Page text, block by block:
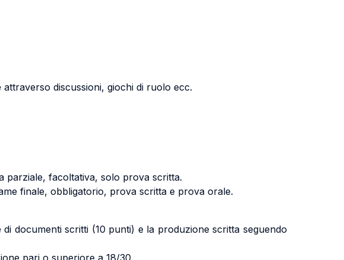
attraverso discussioni, giochi di ruolo ecc.
parziale, facoltativa, solo prova scritta.
finale, obbligatorio, prova scritta e prova orale.
documenti scritti (10 punti) e la produzione scritta seguendo
pari o superiore a 18/30.